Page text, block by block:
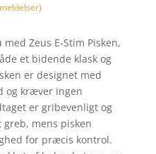
Zeus E-Stim Pisken,
et bidende klask og
er designet med
og kræver ingen
er gribevenligt og
mens pisken
for præcis kontrol.